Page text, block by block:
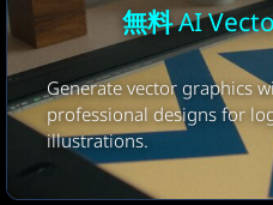
非公開無料 AI
Generate vector graphics
professional designs for
illustrations.